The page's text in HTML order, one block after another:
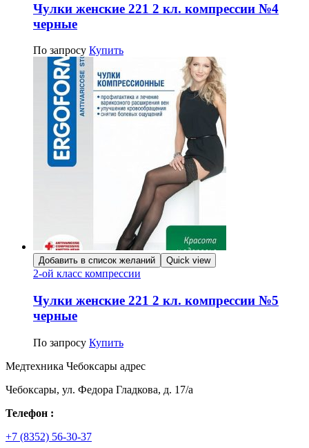
Чулки женские 221 2 кл. компрессии №4
черные
По запросу Купить
Добавить в список желаний Quick view
2-ой класс компрессии
Чулки женские 221 2 кл. компрессии №5
черные
По запросу Купить
Медтехника Чебоксары адрес
Чебоксары, ул. Федора Гладкова, д. 17/а
Телефон :
+7 (8352) 56-30-37